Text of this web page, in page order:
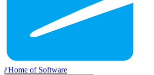
//Home of Software